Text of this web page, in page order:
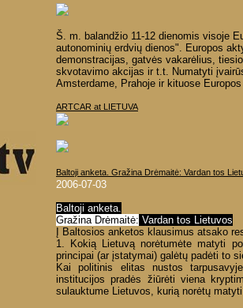
Š. m. balandžio 11-12 dienomis visoje
autonominių erdvių dienos". Europos
demonstracijas, gatvės vakarėlius,
skvotavimo akcijas ir t.t. Numatyti
Amsterdame, Prahoje ir kituose
ARTCAR at LIETUVA
Baltoji anketa. Gražina Drėmaitė: Vardan tos
2006-07-03
Baltoji anketa.
Gražina Drėmaitė: Vardan tos Lietuvos
Į Baltosios anketos klausimus atsako
1. Kokią Lietuvą norėtumėte matyti
principai (ar įstatymai) galėtų padėti to
Kai politinis elitas nustos
institucijos pradės žiūrėti viena
sulauktume Lietuvos, kurią norėtų